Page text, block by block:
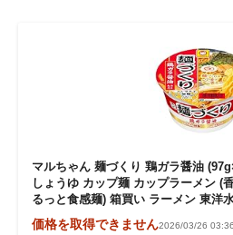
マルちゃん 麺づくり 鶏ガラ醤油
しょうゆ カップ麺 カップラーメン (
るっと食感麺) 箱買い ラーメン 東洋
価格を取得できません2026/03/26